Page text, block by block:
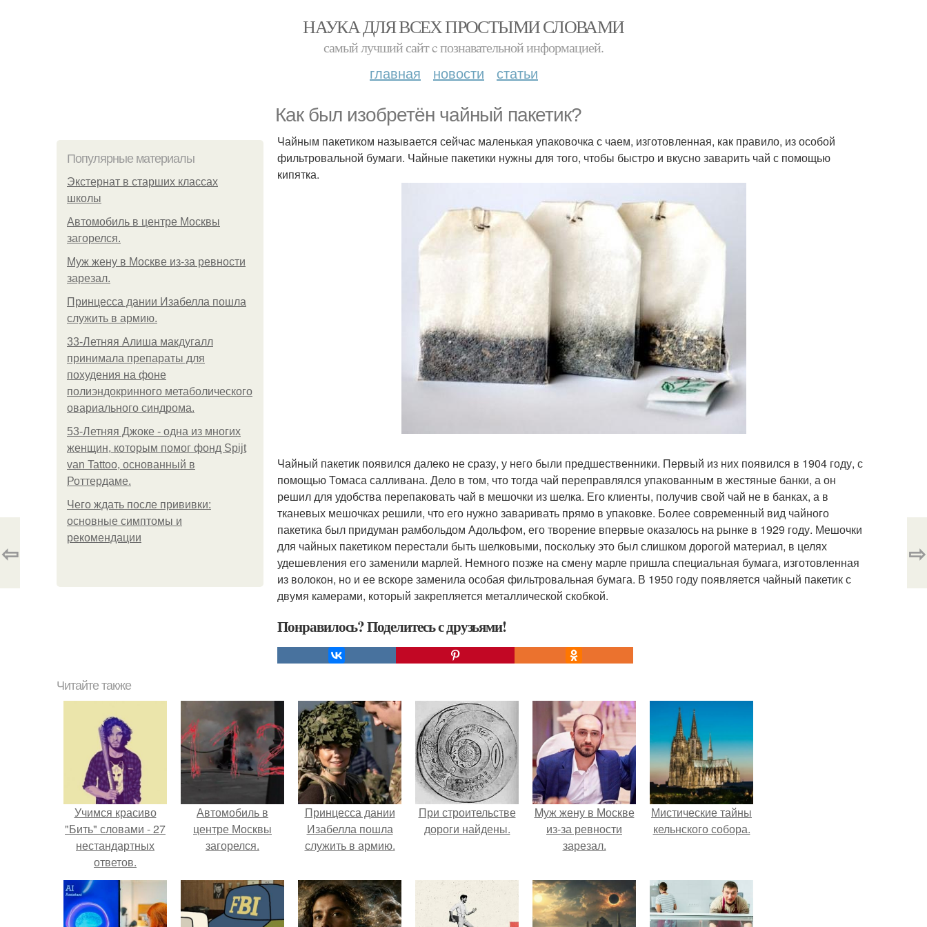
НАУКА ДЛЯ ВСЕХ ПРОСТЫМИ СЛОВАМИ
самый лучший сайт c познавательной информацией.
главная новости статьи
Как был изобретён чайный пакетик?
Популярные материалы
Экстернат в старших классах
школы
Автомобиль в центре Москвы
загорелся.
Mуж жену в Москве из-за ревности
зарезал.
Принцесса дании Изабелла пошла
служить в армию.
33-Летняя Алиша макдугалл
принимала препараты для
похудения на фоне
полиэндокринного метаболического
овариального синдрома.
53-Летняя Джоке - одна из многих
женщин, которым помог фонд Spijt
van Tattoo, основанный в
Роттердаме.
Чего ждать после прививки:
основные симптомы и
рекомендации
Чайным пакетиком называется сейчас маленькая упаковочка с чаем, изготовленная, как правило, из особой
фильтровальной бумаги. Чайные пакетики нужны для того, чтобы быстро и вкусно заварить чай с помощью
кипятка.
Чайный пакетик появился далеко не сразу, у него были предшественники. Первый из них появился в 1904 году, с
помощью Томаса салливана. Дело в том, что тогда чай переправлялся упакованным в жестяные банки, а он
решил для удобства перепаковать чай в мешочки из шелка. Его клиенты, получив свой чай не в банках, а в
тканевых мешочках решили, что его нужно заваривать прямо в упаковке. Более современный вид чайного
пакетика был придуман рамбольдом Адольфом, его творение впервые оказалось на рынке в 1929 году. Мешочки
для чайных пакетиком перестали быть шелковыми, поскольку это был слишком дорогой материал, в целях
удешевления его заменили марлей. Немного позже на смену марле пришла специальная бумага, изготовленная
из волокон, но и ее вскоре заменила особая фильтровальная бумага. В 1950 году появляется чайный пакетик с
двумя камерами, который закрепляется металлической скобкой.
Понравилось? Поделитесь с друзьями!
⇦ ⇨
Читайте также
Учимся красиво
"Бить" словами - 27
нестандартных
ответов.
Автомобиль в
центре Москвы
загорелся.
Принцесса дании
Изабелла пошла
служить в армию.
При строительстве
дороги найдены.
Mуж жену в Москве
из-за ревности
зарезал.
Мистические тайны
кельнского собора.